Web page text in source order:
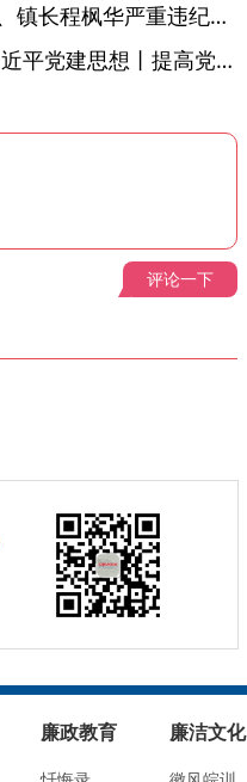
绩溪县长安镇原党委副书记、镇长程枫华严重违纪违法被开除党籍和公职
学习进行时·深入学习贯彻习近平党建思想丨提高党的战斗力的法宝
评论一下
廉政教育 廉洁文化